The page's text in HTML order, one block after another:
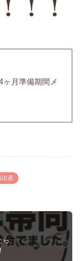
ヶ月準備期間メ
出産
ら